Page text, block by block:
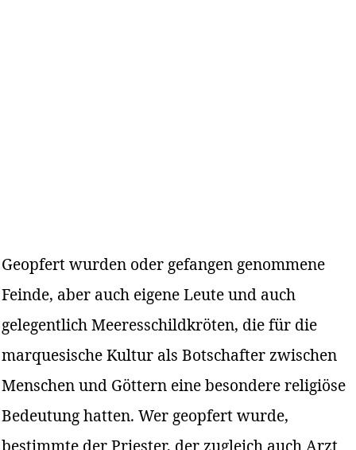
Geopfert wurden oder gefangen genommene
Feinde, aber auch eigene Leute und auch
gelegentlich Meeresschildkröten, die für die
marquesische Kultur als Botschafter zwischen
Menschen und Göttern eine besondere religiöse
Bedeutung hatten. Wer geopfert wurde,
bestimmte der Priester, der zugleich auch Arzt